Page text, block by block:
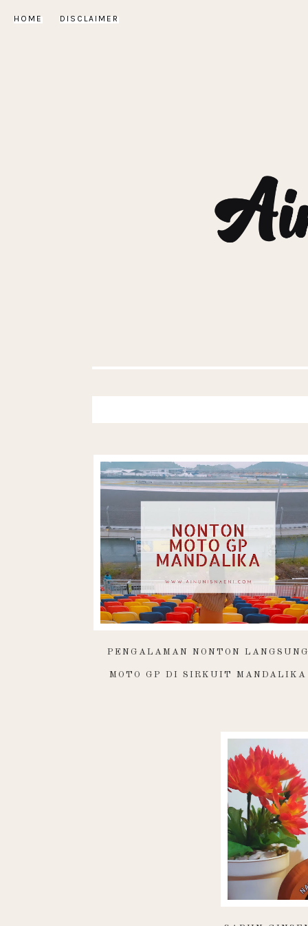
HOME DISCLAIMER
PENGALAMAN NONTON LANGSUNG
MOTO GP DI SIRKUIT MANDALIKA